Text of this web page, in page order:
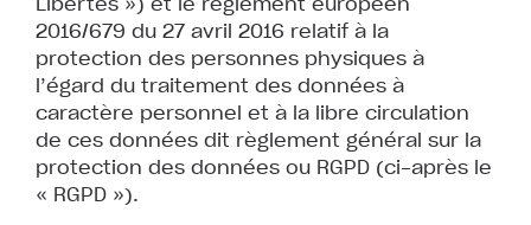
2016/679 du 27 avril 2016 relatif à la
protection des personnes physiques à
l’égard du traitement des données à
caractère personnel et à la libre circulation
de ces données dit règlement général sur la
protection des données ou RGPD (ci-après le
« RGPD »).